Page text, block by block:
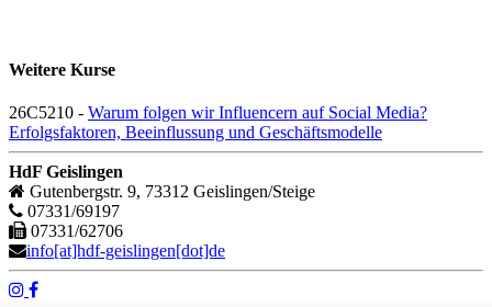
Weitere Kurse
26C5210 - Warum folgen wir Influencern auf Social Media?
Erfolgsfaktoren, Beeinflussung und Geschäftsmodelle
HdF Geislingen
Gutenbergstr. 9, 73312 Geislingen/Steige
07331/69197
07331/62706
info[at]hdf-geislingen[dot]de